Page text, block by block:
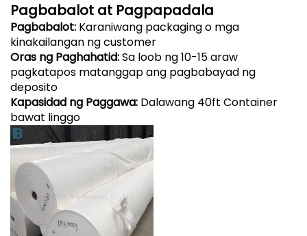
Pagbabalot at Pagpapadala
Pagbabalot: Karaniwang packaging o mga
kinakailangan ng customer
Oras ng Paghahatid:Sa loob ng 10-15 araw
pagkatapos matanggap ang pagbabayad ng
deposito
Kapasidad ng Paggawa: Dalawang 40ft Container
bawat linggo